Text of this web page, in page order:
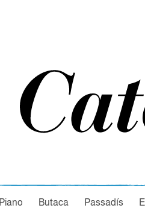
Piano Butaca Passadís